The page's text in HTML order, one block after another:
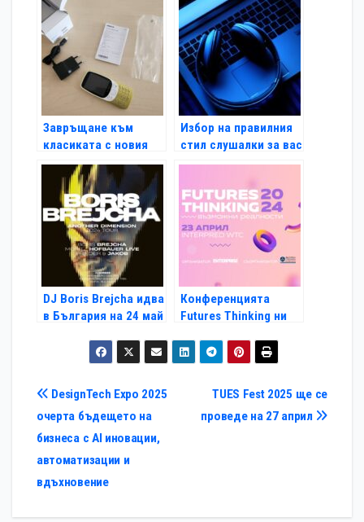
LT4B – ултрабърз
мотор и „маглев“
технология
часовник на
достъпна цена
(Ревю)
Завръщане към
класиката с новия
Nokia 3210 (Ревю)
Избор на правилния
стил слушалки за вас
DJ Boris Brejcha идва
в България на 24 май
Конференцията
Futures Thinking ни
бъдещето
Навигация
TUES Fest 2025 ще се
проведе на 27 април
DesignTech Expo 2025
очерта бъдещето на
бизнеса с AI иновации,
автоматизации и
вдъхновение